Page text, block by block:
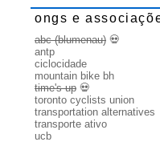
ongs e
abc (blumenau) 💀
antp
ciclocidade
mountain bike bh
time's up 💀
toronto cyclists union
transportation alternatives
transporte ativo
ucb